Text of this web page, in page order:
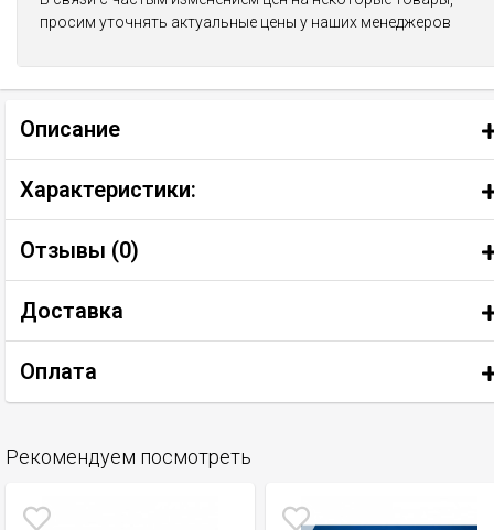
просим уточнять актуальные цены у наших менеджеров
Описание
Характеристики:
Отзывы (0)
Доставка
Оплата
Рекомендуем посмотреть